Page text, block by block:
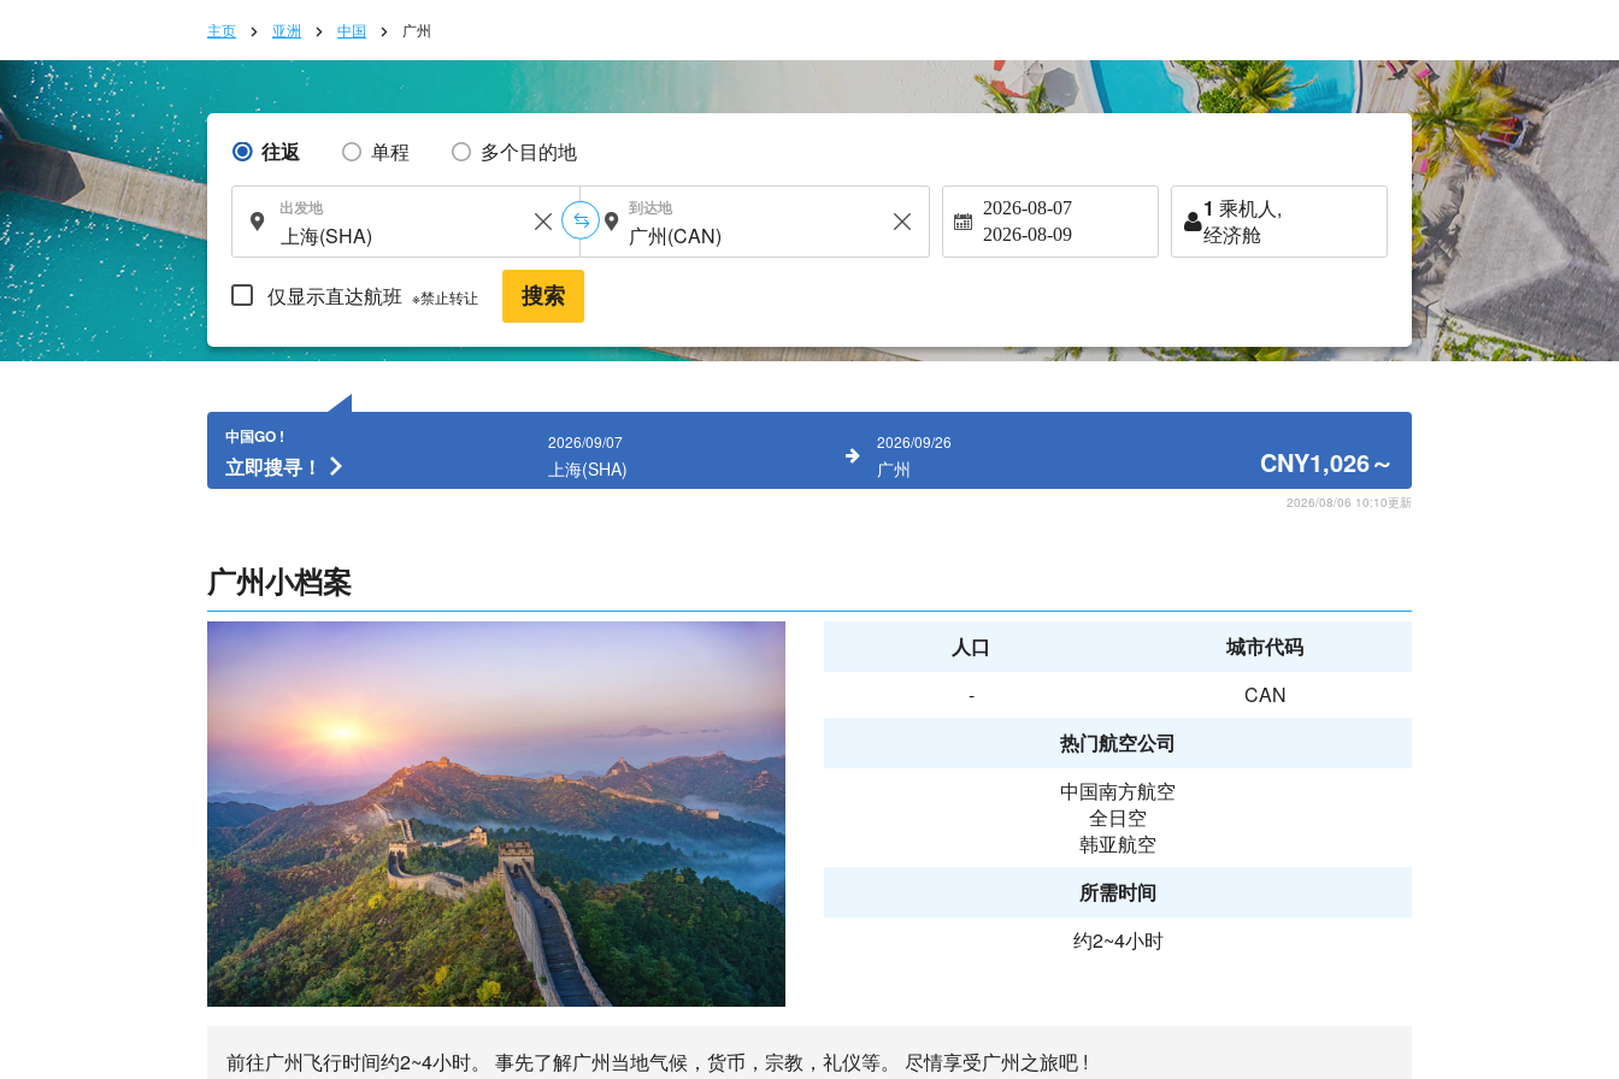
主页 亚洲 中国 广州
往返 单程 多个目的地
出发地 到达地 2026-08-07
2026-08-09
1 乘机人,
经济舱
仅显示直达航班 ※禁止转让 搜索
中国GO !
立即搜寻！
2026/09/07
上海(SHA)
2026/09/26
广州 CNY1,026～
2026/08/06 10:10更新
广州小档案
人口
城市代码
-
CAN
热门航空公司
中国南方航空
全日空
韩亚航空
所需时间
约2~4小时
前往广州飞行时间约2~4小时。 事先了解广州当地气候，货币，宗教，礼仪等。 尽情享受广州之旅吧 !